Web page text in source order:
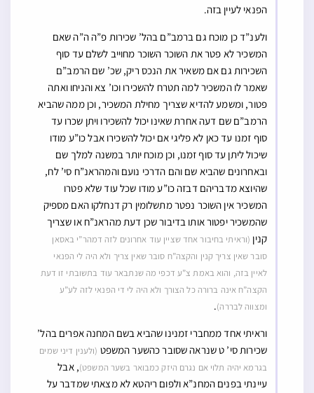
הפנאי לעיין בזה.
ולענ”ד כן מוכח גם ברמב”ם בהל’ שכירות פ”ה ה”ה שאם
המשכיר לא פטר את השוכר השוכר מחוייב לשלם עד סוף
השכירות גם אם משאיר את הנכס ריק, שכ’ שם הרמב”ם
שאמר לו המשכיר למה תטרח להשכירו וכו’ צא והניחו ואתה
פטור, ומשמע להדיא שצריך מחילת המשכיר, וכן ממה שהביא
הרמב”ם שם דעה אחרת שאינו יכול להשכירו ויתן שכרו עד
סוף זמנו עד כאן לא פליגי אם יכול להשכירו אבל כו”ע מודו
שיכול ליתן עד סוף זמנו, וכן מוכח יותר במשנה למלך שם
ובאחרונים שהביא שם והם הדרכי נועם והמהראנ”ח סי’ לח,
שהיוצא מדבריהם דבזה כו”ע מודו שכל עוד שלא פטרו
המשכיר אין השוכר נפטר מתשלומין רק דנחלקו האם מספיק
שהמשכיר יפטור אותו בדיבור שכן דעת מהראנ”ח או שצריך
קנין (וראיתי בחיבור אחד שציין עוד אחרונים לזה דמהר”י באסאן
סובר שאין צריך קנין והקצה”ח סובר שאין צריך ולא היה לי הפנאי
לאיין בזה, והוא באמת צ”ע דכפי מה שנתבאר עוד בתשובתי זו דעת
הקצה”ח אינה ברורה כל הצורך ולא היה לי די הפנאי לזה לע”ע
ומצווה לבררה).
וראיתי אחד ממחברי זמנינו שהביא בשם המחנה אפרים בהל’
שכירות סי’ ט שנראה שסובר כהשער המשפט (ולענין דיני שמים
בגרמא יהיה תלוי אם נגרם היזק כמבואר בשער המשפט), אבל
עיינתי בפנים המחנ”א ולפום ריהטא לא מצאתי שמדבר על